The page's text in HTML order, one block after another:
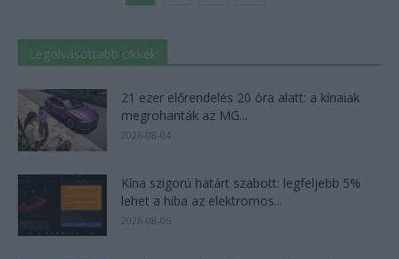
Legolvasottabb cikkek
21 ezer előrendelés 20 óra alatt: a kínaiak
megrohanták az MG...
2026-08-04
Kína szigorú határt szabott: legfeljebb 5%
lehet a hiba az elektromos...
2026-08-05